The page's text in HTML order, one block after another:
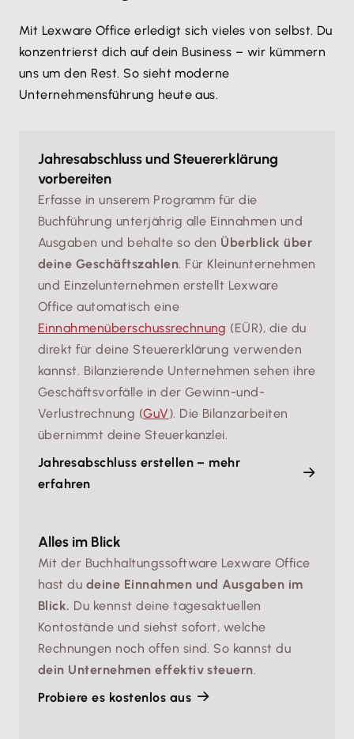
Mit Lexware Office erledigt sich vieles von selbst. Du
konzentrierst dich auf dein Business – wir kümmern
uns um den Rest. So sieht moderne
Unternehmensführung heute aus.
Jahresabschluss und Steuererklärung
vorbereiten
Erfasse in unserem Programm für die
Buchführung unterjährig alle Einnahmen und
Ausgaben und behalte so den Überblick über
deine Geschäftszahlen . Für Kleinunternehmen
und Einzelunternehmen erstellt Lexware
Office automatisch eine
Einnahmenüberschussrechnung (EÜR), die du
direkt für deine Steuererklärung verwenden
kannst. Bilanzierende Unternehmen sehen ihre
Geschäftsvorfälle in der Gewinn-und-
Verlustrechnung (GuV). Die Bilanzarbeiten
übernimmt deine Steuerkanzlei.
Jahresabschluss erstellen – mehr
erfahren
Alles im Blick
Mit der Buchhaltungssoftware Lexware Office
hast du deine Einnahmen und Ausgaben im
Blick. Du kennst deine tagesaktuellen
Kontostände und siehst sofort, welche
Rechnungen noch offen sind. So kannst du
dein Unternehmen effektiv steuern
Probiere es kostenlos aus